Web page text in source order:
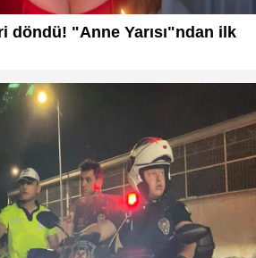
döndü! "Anne Yarısı"ndan ilk